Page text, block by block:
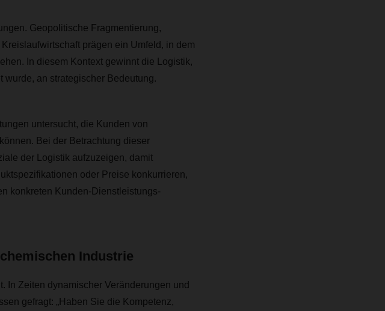
Geopolitische Fragmentierung,
prägen ein Umfeld, in dem
In diesem Kontext gewinnt die Logistik,
wurde, an strategischer Bedeutung.
untersucht, die Kunden von
Bei der Betrachtung dieser
der Logistik aufzuzeigen, damit
oder Preise konkurrieren,
konkreten Kunden-Dienstleistungs-
Industrie
In Zeiten dynamischer Veränderungen und
gefragt: „Haben Sie die Kompetenz,